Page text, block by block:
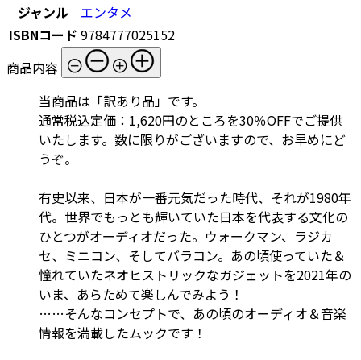
ジャンル
エンタメ
ISBNコード 9784777025152
商品内容
当商品は「訳あり品」です。
通常税込定価：1,620円のところを30％OFFでご提供
いたします。数に限りがございますので、お早めにど
うぞ。
有史以来、日本が一番元気だった時代、それが1980年
代。世界でもっとも輝いていた日本を代表する文化の
ひとつがオーディオだった。ウォークマン、ラジカ
セ、ミニコン、そしてバラコン。あの頃使っていた＆
憧れていたネオヒストリックなガジェットを2021年の
いま、あらためて楽しんでみよう！
……そんなコンセプトで、あの頃のオーディオ＆音楽
情報を満載したムックです！